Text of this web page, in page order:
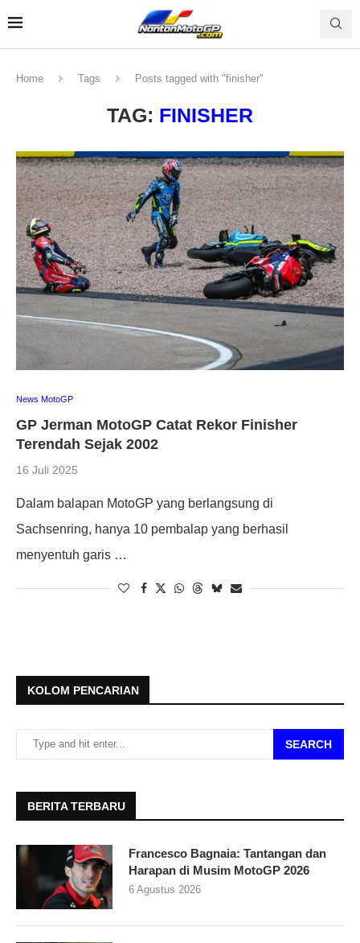
Home Tags Posts tagged with "finisher"
TAG: FINISHER
News MotoGP
GP Jerman MotoGP Catat Rekor Finisher
Terendah Sejak 2002
16 Juli 2025
Dalam balapan MotoGP yang berlangsung di
Sachsenring, hanya 10 pembalap yang berhasil
menyentuh garis …
KOLOM PENCARIAN
SEARCH
BERITA TERBARU
Francesco Bagnaia: Tantangan dan
Harapan di Musim MotoGP 2026
6 Agustus 2026